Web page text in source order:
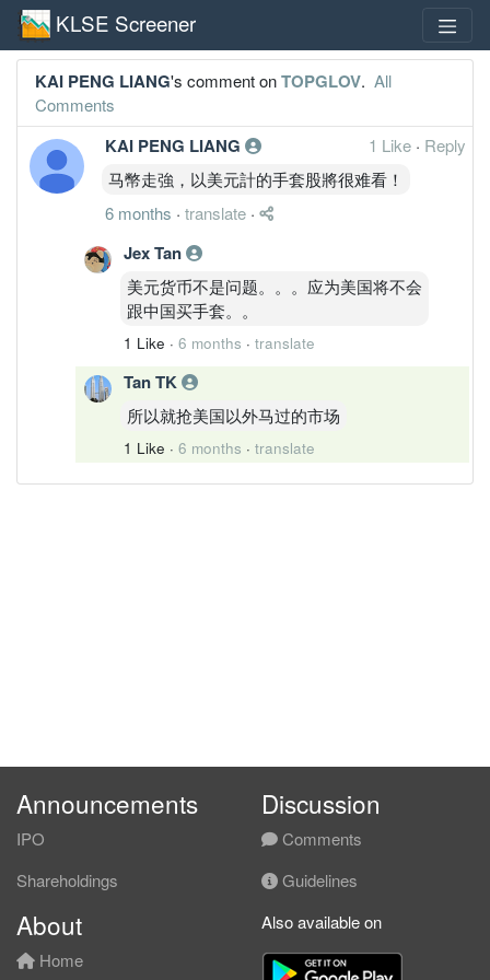
KLSE Screener
KAI PENG LIANG's comment onTOPGLOV. All
Comments
KAI PENG LIANG 1 Like · Reply
马幣走強，以美元計的手套股將很难看！
6 months · translate ·
Jex Tan
美元货币不是问题。。。应为美国将不会
跟中国买手套。。
1 Like · 6 months · translate
Tan TK
所以就抢美国以外马过的市场
1 Like · 6 months · translate
Announcements
IPO
Shareholdings
Discussion
Comments
Guidelines
About
Home
Also available on